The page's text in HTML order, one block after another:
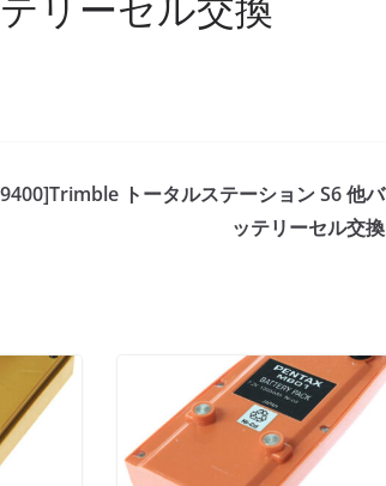
トータルステーション S6 他バ
ッテリーセル交換